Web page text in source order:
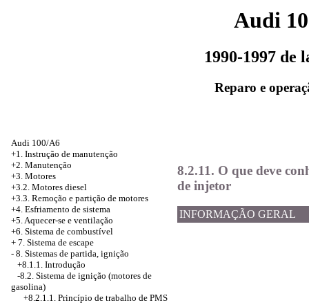
Audi
1990-1997 de
Reparo e
Audi 100/A6
+1. Instrução de manutenção
+2. Manutenção
+3. Motores
+3.2. Motores diesel
+3.3. Remoção e partição de motores
+4. Esfriamento de sistema
+5. Aquecer-se e ventilação
+6. Sistema de combustível
+ 7. Sistema de escape
- 8. Sistemas de partida, ignição
+8.1.1. Introdução
-8.2. Sistema de ignição (motores de
gasolina)
+8.2.1.1. Princípio de trabalho de PMS
8.2.11. O que deve
de injetor
INFORMAÇÃO GERAL